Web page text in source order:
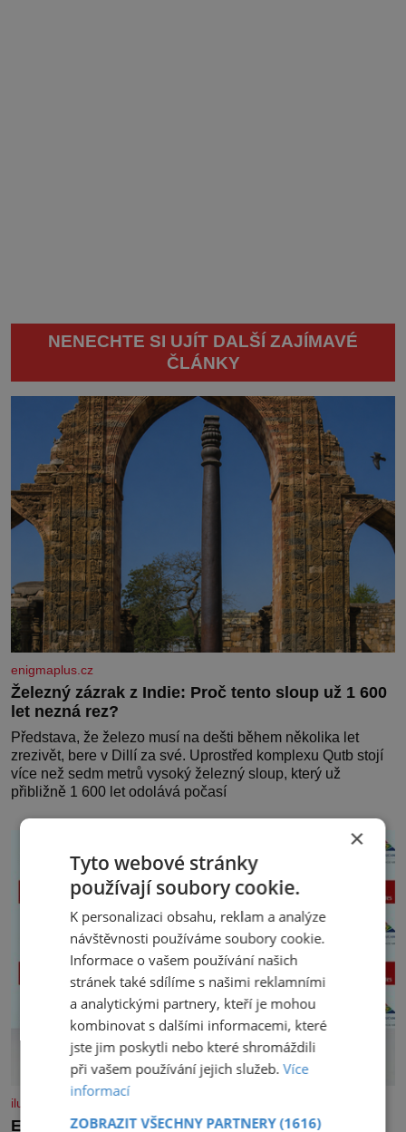
NENECHTE SI UJÍT DALŠÍ ZAJÍMAVÉ
ČLÁNKY
enigmaplus.cz
Železný zázrak z Indie: Proč tento sloup už 1 600
let nezná rez?
Představa, že železo musí na dešti během několika let
zrezivět, bere v Dillí za své. Uprostřed komplexu Qutb stojí
více než sedm metrů vysoký železný sloup, který už
přibližně 1 600 let odolává počasí
iluxus.cz
Emirates a South African Airways rozšiřují
×
Tyto webové stránky
používají soubory cookie.
K personalizaci obsahu, reklam a analýze
návštěvnosti používáme soubory cookie.
Informace o vašem používání našich
stránek také sdílíme s našimi reklamními
a analytickými partnery, kteří je mohou
kombinovat s dalšími informacemi, které
jste jim poskytli nebo které shromáždili
při vašem používání jejich služeb.Více
informací
ZOBRAZIT VŠECHNY PARTNERY(1616)